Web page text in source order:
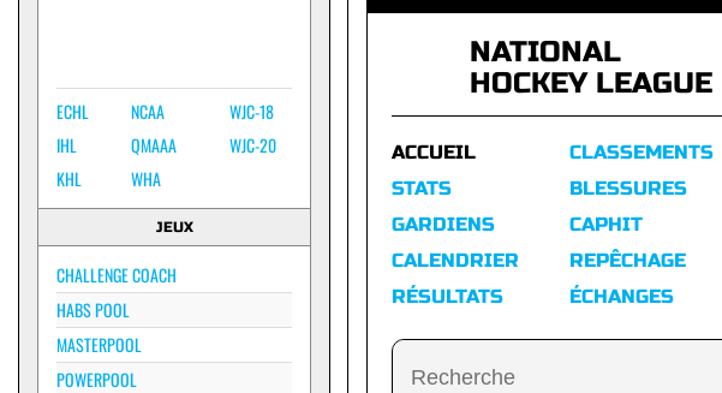
ECHL
IHL
KHL
NCAA
QMAAA
WHA
WJC-18
WJC-20
JEUX
CHALLENGE COACH
HABS POOL
MASTERPOOL
POWERPOOL
NATIONAL
HOCKEY LEAGUE
ACCUEIL
STATS
GARDIENS
CALENDRIER
RÉSULTATS
CLASSEMENTS
BLESSURES
CAPHIT
REPÊCHAGE
ÉCHANGES